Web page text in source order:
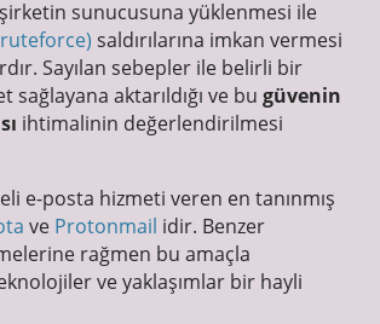
şirketin sunucusuna yüklenmesi ile
saldırılarına imkan vermesi
Sayılan sebepler ile belirli bir
sağlayana aktarıldığı ve bu güvenin
ihtimalinin değerlendirilmesi
e-posta hizmeti veren en tanınmış
ve Protonmail idir. Benzer
rağmen bu amaçla
ve yaklaşımlar bir hayli